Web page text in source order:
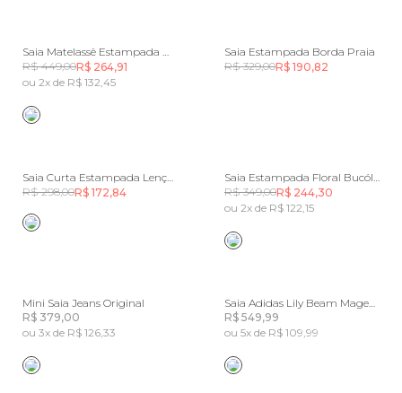
Saia Matelassê Estampada Milena
R$ 449,00R$ 264,91
ou 2x de R$ 132,45
Saia Estampada Borda Praia
R$ 329,00R$ 190,82
Saia Curta Estampada Lenço Polina
R$ 298,00R$ 172,84
Saia Estampada Floral Bucólico
R$ 349,00R$ 244,30
ou 2x de R$ 122,15
Mini Saia Jeans Original
R$ 379,00
ou 3x de R$ 126,33
Saia Adidas Lily Beam Magenta
R$ 549,99
ou 5x de R$ 109,99